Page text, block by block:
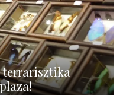
terrarisztika